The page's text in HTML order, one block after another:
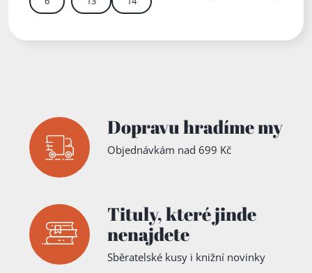
Dopravu hradíme my
Objednávkám nad 699 Kč
Tituly,které jinde
nenajdete
Sběratelské kusy i knižní novinky